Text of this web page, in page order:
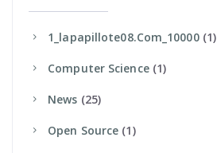
1_lapapillote08.com_10000(1)
Computer Science(1)
News (25)
Open Source (1)